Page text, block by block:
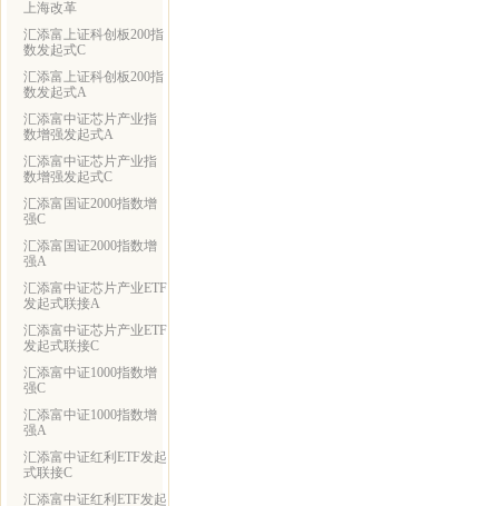
上海改革
汇添富上证科创板200指
数发起式C
汇添富上证科创板200指
数发起式A
汇添富中证芯片产业指
数增强发起式A
汇添富中证芯片产业指
数增强发起式C
汇添富国证2000指数增
强C
汇添富国证2000指数增
强A
汇添富中证芯片产业ETF
发起式联接A
汇添富中证芯片产业ETF
发起式联接C
汇添富中证1000指数增
强C
汇添富中证1000指数增
强A
汇添富中证红利ETF发起
式联接C
汇添富中证红利ETF发起